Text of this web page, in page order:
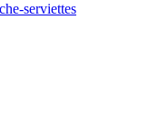
serviettes